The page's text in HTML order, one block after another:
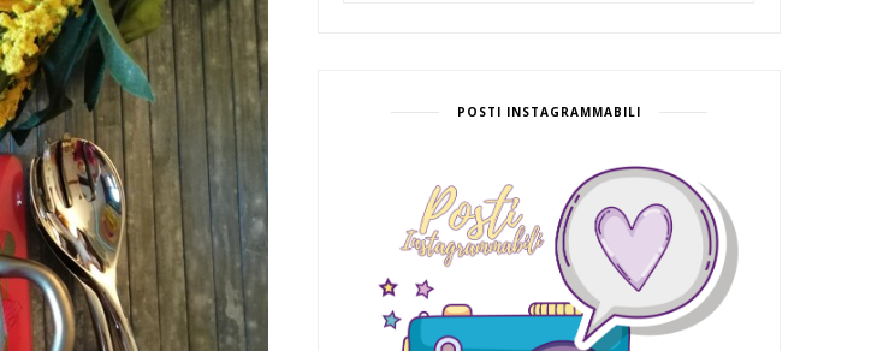
POSTI INSTAGRAMMABILI